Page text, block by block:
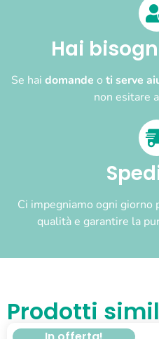
Hai
Se hai domande o ti serve
non esitare a
Ci impegniamo ogni
qualità e garantire la
Prodotti